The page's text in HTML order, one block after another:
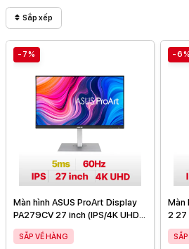
Sắp xếp
-7%
Màn hình ASUS ProArt Display
PA279CV 27 inch (IPS/4K UHD/
60Hz/ 5 ms)
SẮP VỀ HÀNG
-6%
Màn
2 27